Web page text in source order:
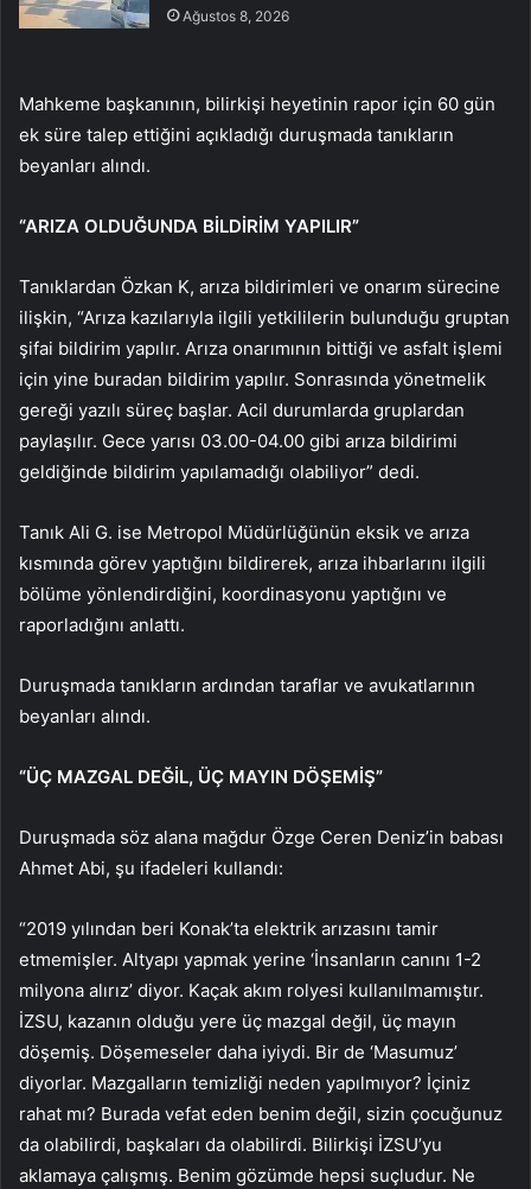
Ağustos 8, 2026
Mahkeme başkanının, bilirkişi heyetinin rapor için 60 gün
ek süre talep ettiğini açıkladığı duruşmada tanıkların
beyanları alındı.
“ARIZA OLDUĞUNDA BİLDİRİM YAPILIR”
Tanıklardan Özkan K, arıza bildirimleri ve onarım sürecine
ilişkin, “Arıza kazılarıyla ilgili yetkililerin bulunduğu gruptan
şifai bildirim yapılır. Arıza onarımının bittiği ve asfalt işlemi
için yine buradan bildirim yapılır. Sonrasında yönetmelik
gereği yazılı süreç başlar. Acil durumlarda gruplardan
paylaşılır. Gece yarısı 03.00-04.00 gibi arıza bildirimi
geldiğinde bildirim yapılamadığı olabiliyor” dedi.
Tanık Ali G. ise Metropol Müdürlüğünün eksik ve arıza
kısmında görev yaptığını bildirerek, arıza ihbarlarını ilgili
bölüme yönlendirdiğini, koordinasyonu yaptığını ve
raporladığını anlattı.
Duruşmada tanıkların ardından taraflar ve avukatlarının
beyanları alındı.
“ÜÇ MAZGAL DEĞİL, ÜÇ MAYIN DÖŞEMİŞ”
Duruşmada söz alana mağdur Özge Ceren Deniz’in babası
Ahmet Abi, şu ifadeleri kullandı:
“2019 yılından beri Konak’ta elektrik arızasını tamir
etmemişler. Altyapı yapmak yerine ‘İnsanların canını 1-2
milyona alırız’ diyor. Kaçak akım rolyesi kullanılmamıştır.
İZSU, kazanın olduğu yere üç mazgal değil, üç mayın
döşemiş. Döşemeseler daha iyiydi. Bir de ‘Masumuz’
diyorlar. Mazgalların temizliği neden yapılmıyor? İçiniz
rahat mı? Burada vefat eden benim değil, sizin çocuğunuz
da olabilirdi, başkaları da olabilirdi. Bilirkişi İZSU’yu
aklamaya çalışmış. Benim gözümde hepsi suçludur. Ne